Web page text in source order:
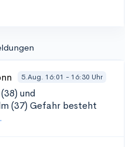
5.Aug. 16:01 - 16:30 Uhr
und
(37) Gefahr besteht